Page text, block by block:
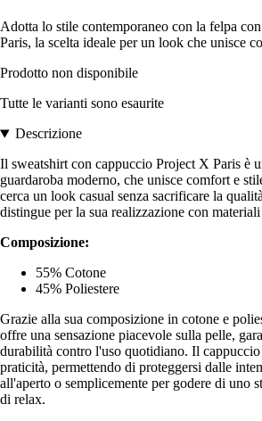
Adotta lo stile contemporaneo con la felpa
Paris, la scelta ideale per un look che unisce
Prodotto non disponibile
Tutte le varianti sono esaurite
Descrizione
Il sweatshirt con cappuccio Project X Paris è
guardaroba moderno, che unisce comfort e
cerca un look casual senza sacrificare la
distingue per la sua realizzazione con
Composizione:
55% Cotone
45% Poliestere
Grazie alla sua composizione in cotone e
offre una sensazione piacevole sulla pelle,
durabilità contro l'uso quotidiano. Il
praticità, permettendo di proteggersi dalle
all'aperto o semplicemente per godere di uno
di relax.